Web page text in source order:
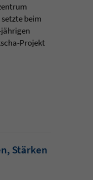
beim
Projekt
Stärken